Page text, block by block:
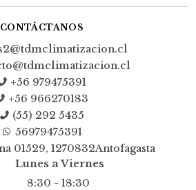
CONTÁCTANOS
+56 979475391
+56 966270183
(55) 292 5435
56979475391
01529, 1270832Antofagasta
Lunes a Viernes
8:30 - 18:30